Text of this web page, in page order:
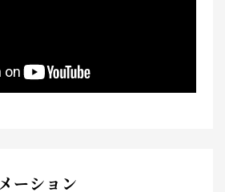
ーション